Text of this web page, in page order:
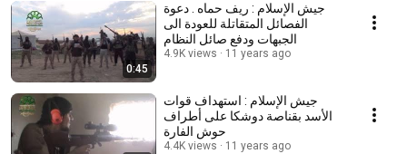
0:45
جيش الإسلام : ريف حماه . دعوة
الفصائل المتقاتلة للعودة الى
الجبهات ودفع صائل النظام
4.9K views 11 years ago
جيش الإسلام : استهداف قوات
الأسد بقناصة دوشكا على أطراف
حوش الفارة
4.4K views 11 years ago